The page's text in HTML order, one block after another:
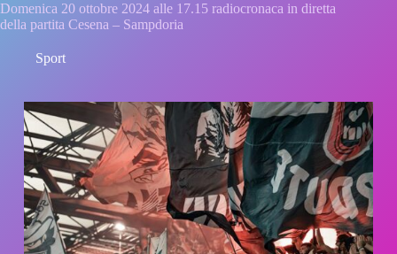
Domenica 20 ottobre 2024 alle 17.15 radiocronaca in diretta
della partita Cesena – Sampdoria
Sport